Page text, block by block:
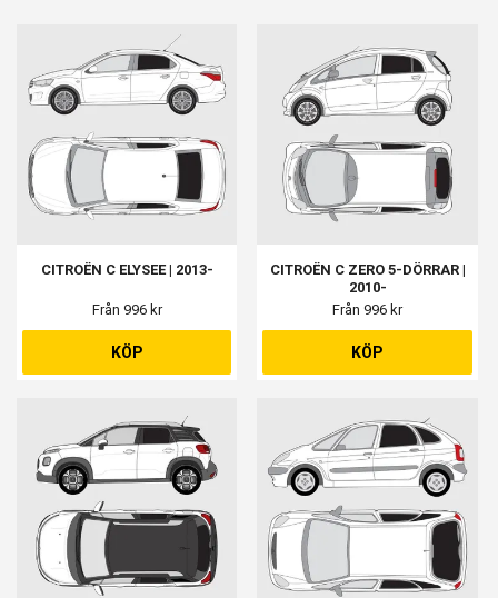
CITROËN C ELYSEE | 2013-
Från 996 kr
KÖP
CITROËN C ZERO 5-DÖRRAR |
2010-
Från 996 kr
KÖP